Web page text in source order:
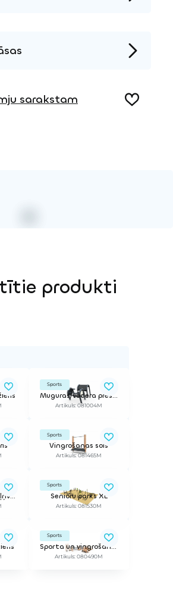
sarakstam
produkti
Sports
Muguras/vēdera preses trenažieris
Artikuls: 081004M
Sports
Vingrošanas sols
Artikuls: 081465M
Līdzsvara dēlis (viļņveidīgs)
Sports
Senioru parks XL
Artikuls: 081530M
Sports
Sporta un vingrošanas iekārta
Artikuls: 080490M